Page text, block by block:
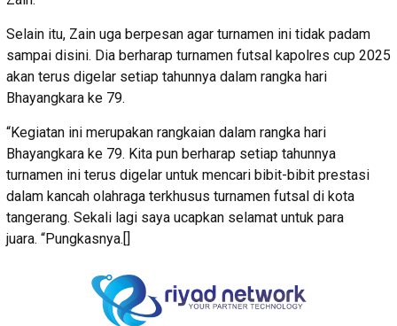
Selain itu, Zain uga berpesan agar turnamen ini tidak padam
sampai disini. Dia berharap turnamen futsal kapolres cup 2025
akan terus digelar setiap tahunnya dalam rangka hari
Bhayangkara ke 79.
“Kegiatan ini merupakan rangkaian dalam rangka hari
Bhayangkara ke 79. Kita pun berharap setiap tahunnya
turnamen ini terus digelar untuk mencari bibit-bibit prestasi
dalam kancah olahraga terkhusus turnamen futsal di kota
tangerang. Sekali lagi saya ucapkan selamat untuk para
juara. “Pungkasnya.[]